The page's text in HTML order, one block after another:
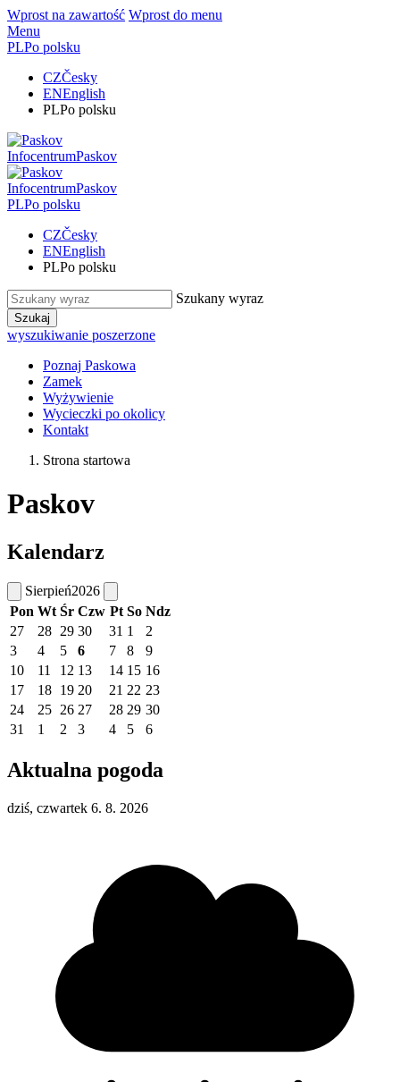
Wprost na zawartość Wprost do menu
Menu
PLPo polsku
CZČesky
ENEnglish
PLPo polsku
InfocentrumPaskov
InfocentrumPaskov
PLPo polsku
CZČesky
ENEnglish
PLPo polsku
Szukany wyraz
Szukaj
wyszukiwanie poszerzone
Poznaj Paskowa
Zamek
Wyżywienie
Wycieczki po okolicy
Kontakt
Strona startowa
Paskov
Kalendarz
Sierpień2026
Pon Wt Śr Czw Pt So Ndz
27
28 29 30 31 1
2
3
4 5 6 7 8
9
10
11 12 13 14 15 16
17
18 19 20 21 22 23
24
25 26 27 28 29 30
31
1 2 3 4 5 6
Aktualna pogoda
dziś, czwartek 6. 8. 2026